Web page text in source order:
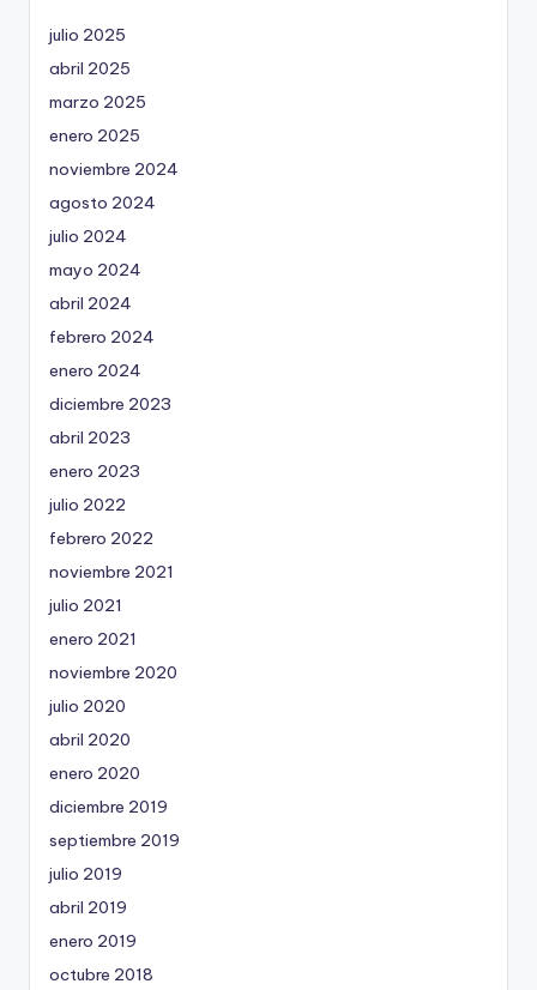
julio 2025
abril 2025
marzo 2025
enero 2025
noviembre 2024
agosto 2024
julio 2024
mayo 2024
abril 2024
febrero 2024
enero 2024
diciembre 2023
abril 2023
enero 2023
julio 2022
febrero 2022
noviembre 2021
julio 2021
enero 2021
noviembre 2020
julio 2020
abril 2020
enero 2020
diciembre 2019
septiembre 2019
julio 2019
abril 2019
enero 2019
octubre 2018